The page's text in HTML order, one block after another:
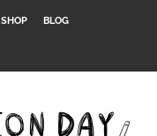
SHOP BLOG